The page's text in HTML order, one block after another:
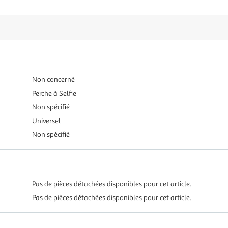
Non concerné
Perche à Selfie
Non spécifié
Universel
Non spécifié
Pas de pièces détachées disponibles pour cet article.
Pas de pièces détachées disponibles pour cet article.